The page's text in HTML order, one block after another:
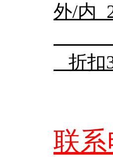
外/内
邛
折扣
联系